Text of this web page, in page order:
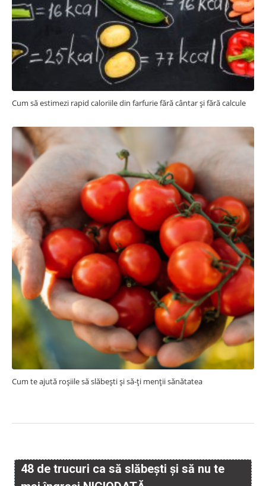
Cum să estimezi rapid caloriile din farfurie fără cântar și fără calcule
Cum te ajută roșiile să slăbești și să-ți menții sănătatea